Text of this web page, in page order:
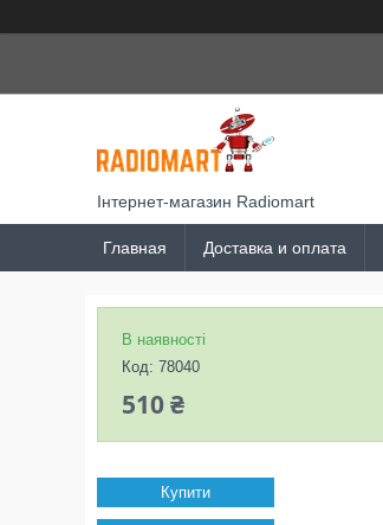
Інтернет-магазин Radiomart
Главная Доставка и оплата
В наявності
Код: 78040
510 ₴
Купити